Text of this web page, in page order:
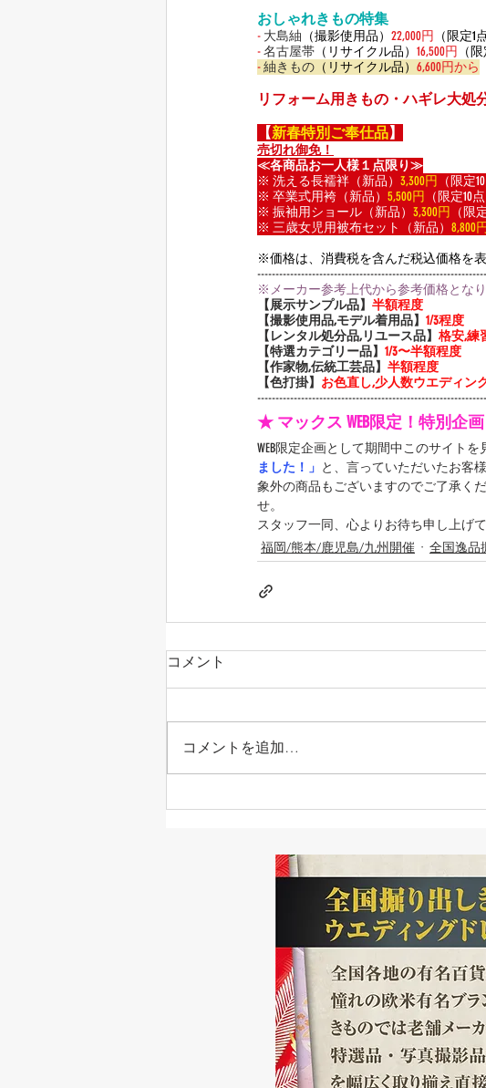
おしゃれきもの特集
- 大島紬 （撮影使用品） 22,000円
（限定1
- 名古屋帯 （リサイクル品） 16,500円
（
- 紬きもの （リサイクル品） 6,600円から
リフォーム用きもの・ハギレ大処
【新春特別ご奉仕品】
売切れ御免！
≪各商品お一人様１点限り≫
※ 洗える長襦袢（新品） 3,300円
（限定
※ 卒業式用袴（新品） 5,500円
（限定10点
※ 振袖用ショール（新品） 3,300円
（限
※ 三歳女児用被布セット（新品） 8,800円
​※価格は、消費税を含んだ税込価格を表
※メーカー参考上代から参考価格とな
【展示サンプル品】 半額程度
【撮影使用品,モデル着用品】 1/3程度
【レンタル処分品,リユース品】 格安,練
【特選カテゴリー品】 1/3〜半額程度
【作家物,伝統工芸品】 半額程度
【色打掛】 お色直し,少人数ウエディン
★ マックス WEB限定！特別企
WEB限定企画として期間中このサイトを
ました！」 と、言っていただいたお客
象外の商品もございますのでご了承く
せ。
スタッフ一同、心よりお待ち申し上げて
福岡/熊本/鹿児島/九州開催 全国逸品
コメント
コメントを追加…